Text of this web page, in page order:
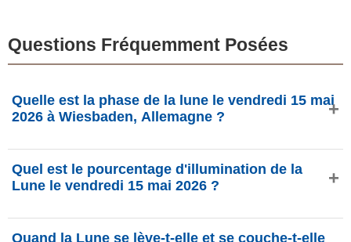
Questions Fréquemment Posées
Quelle est la phase de la lune le vendredi 15 mai
2026 à Wiesbaden, Allemagne ?
Lune est dans la phase Nouvelle Lune avec 1.27%
d'illumination, elle a 28.47 jours et se situe dans la
Quel est le pourcentage d'illumination de la
Lune le vendredi 15 mai 2026 ?
Quand la Lune se lève-t-elle et se couche-t-elle